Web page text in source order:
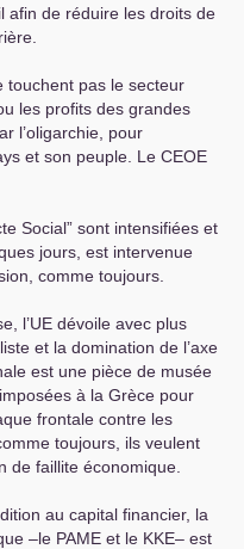
afin de réduire les droits de
touchent pas le secteur
les profits des grandes
l’oligarchie, pour
et son peuple. Le CEOE
Social” sont intensifiées et
jours, est intervenue
comme toujours.
l’UE dévoile avec plus
et la domination de l’axe
est une pièce de musée
à la Grèce pour
frontale contre les
toujours, ils veulent
de faillite économique.
au capital financier, la
–le PAME et le KKE– est